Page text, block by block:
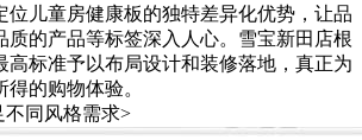
位儿童房健康板的独特差异化优势，让品
质的产品等标签深入人心。雪宝新田店根
高标准予以布局设计和装修落地，真正为
的购物体验。
不同风格需求>